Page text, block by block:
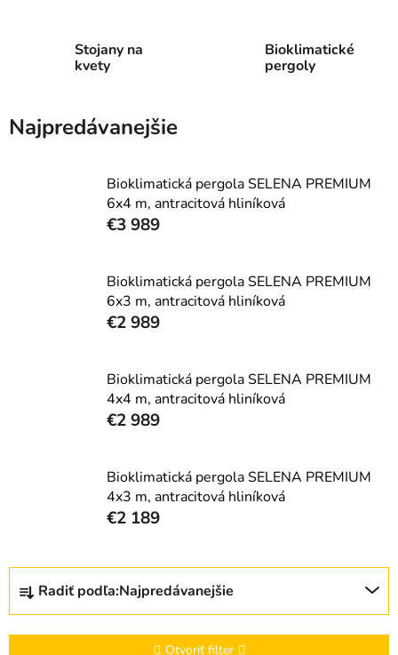
Stojany na
kvety
Bioklimatické
pergoly
Najpredávanejšie
Bioklimatická pergola SELENA PREMIUM
6x4 m, antracitová hliníková
€3 989
Bioklimatická pergola SELENA PREMIUM
6x3 m, antracitová hliníková
€2 989
Bioklimatická pergola SELENA PREMIUM
4x4 m, antracitová hliníková
€2 989
Bioklimatická pergola SELENA PREMIUM
4x3 m, antracitová hliníková
€2 189
R
d
Radiť podľa:Najpredávanejšie
Otvoriť filter